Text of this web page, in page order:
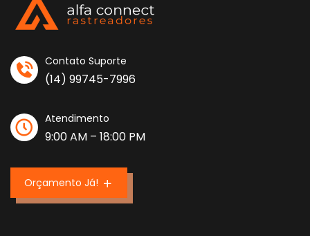
Contato Suporte
(14) 99745-7996
Atendimento
9:00 AM – 18:00 PM
Orçamento Já!